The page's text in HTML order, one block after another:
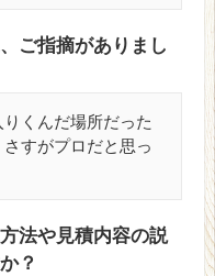
ご指摘がありまし
くんだ場所だった
すがプロだと思っ
法や見積内容の説
？